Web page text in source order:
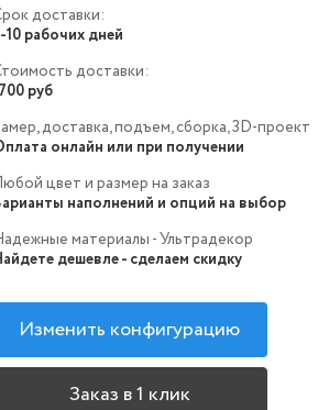
доставки:
10 рабочих дней
доставки:
руб
доставка, подъем, сборка, 3D-проект
онлайн или при получении
цвет и размер на заказ
наполнений и опций на выбор
материалы - Ультрадекор
дешевле - сделаем скидку
Изменить конфигурацию
Заказ в 1 клик